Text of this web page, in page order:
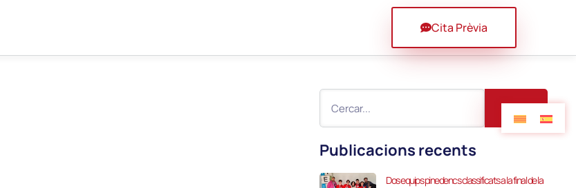
Cita Prèvia
Publicacions recents
Dos equips pinedencs classificats a la final de la